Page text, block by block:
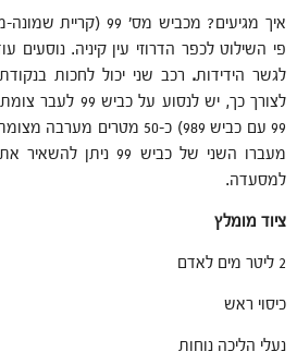
איך מגיעים? מכביש מס'
פי השילוט לכפר הדרוזי עין קיניה. נוסעים
לגשר הידידות. רכב שני יכול לחכות
לצורך כך, יש
99 עם כביש 989) כ-50 מטרים
מעברו השני של כביש 99
למסעדה.
ציוד מומלץ
2 ליטר מים לאדם
כיסוי ראש
נעלי הליכה נוחות